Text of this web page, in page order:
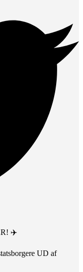
✈️
UD af